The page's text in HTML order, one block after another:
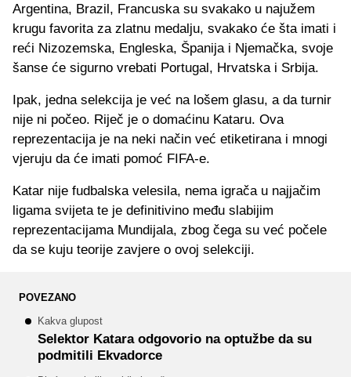
Argentina, Brazil, Francuska su svakako u najužem
krugu favorita za zlatnu medalju, svakako će šta imati i
reći Nizozemska, Engleska, Španija i Njemačka, svoje
šanse će sigurno vrebati Portugal, Hrvatska i Srbija.
Ipak, jedna selekcija je već na lošem glasu, a da turnir
nije ni počeo. Riječ je o domaćinu Kataru. Ova
reprezentacija je na neki način već etiketirana i mnogi
vjeruju da će imati pomoć FIFA-e.
Katar nije fudbalska velesila, nema igrača u najjačim
ligama svijeta te je definitivino među slabijim
reprezentacijama Mundijala, zbog čega su već počele
da se kuju teorije zavjere o ovoj selekciji.
POVEZANO
Kakva glupost
Selektor Katara odgovorio na optužbe da su
podmitili Ekvadorce